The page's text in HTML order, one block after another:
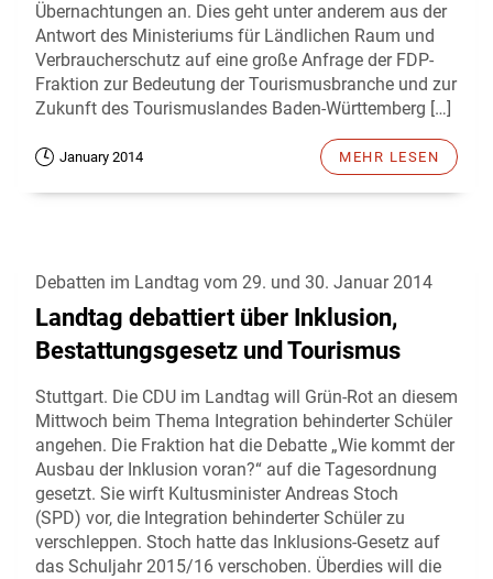
Übernachtungen an. Dies geht unter anderem aus der
Antwort des Ministeriums für Ländlichen Raum und
Verbraucherschutz auf eine große Anfrage der FDP-
Fraktion zur Bedeutung der Tourismusbranche und zur
Zukunft des Tourismuslandes Baden-Württemberg […]
January 2014 MEHR LESEN
Debatten im Landtag vom 29. und 30. Januar 2014
Landtag debattiert über Inklusion,
Bestattungsgesetz und Tourismus
Stuttgart. Die CDU im Landtag will Grün-Rot an diesem
Mittwoch beim Thema Integration behinderter Schüler
angehen. Die Fraktion hat die Debatte „Wie kommt der
Ausbau der Inklusion voran?“ auf die Tagesordnung
gesetzt. Sie wirft Kultusminister Andreas Stoch
(SPD) vor, die Integration behinderter Schüler zu
verschleppen. Stoch hatte das Inklusions-Gesetz auf
das Schuljahr 2015/16 verschoben. Überdies will die